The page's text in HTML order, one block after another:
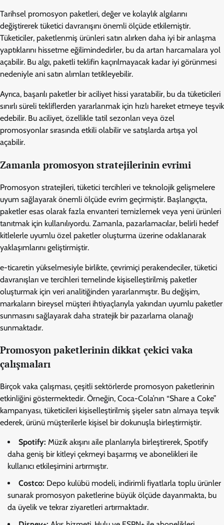
Tarihsel promosyon paketleri, değer ve kolaylık algılarını
değiştirerek tüketici davranışını önemli ölçüde etkilemiştir.
Tüketiciler, paketlenmiş ürünleri satın alırken daha iyi bir anlaşma
yaptıklarını hissetme eğilimindedirler, bu da artan harcamalara yol
açabilir. Bu algı, paketli teklifin kaçırılmayacak kadar iyi görünmesi
nedeniyle ani satın alımları tetikleyebilir.
Ayrıca, başarılı paketler bir aciliyet hissi yaratabilir, bu da tüketicileri
sınırlı süreli tekliflerden yararlanmak için hızlı hareket etmeye teşvik
edebilir. Bu aciliyet, özellikle tatil sezonları veya özel
promosyonlar sırasında etkili olabilir ve satışlarda artışa yol
açabilir.
Zamanla promosyon stratejilerinin evrimi
Promosyon stratejileri, tüketici tercihleri ve teknolojik gelişmelere
uyum sağlayarak önemli ölçüde evrim geçirmiştir. Başlangıçta,
paketler esas olarak fazla envanteri temizlemek veya yeni ürünleri
tanıtmak için kullanılıyordu. Zamanla, pazarlamacılar, belirli hedef
kitlelerle uyumlu özel paketler oluşturma üzerine odaklanarak
yaklaşımlarını geliştirmiştir.
e-ticaretin yükselmesiyle birlikte, çevrimiçi perakendeciler, tüketici
davranışları ve tercihleri temelinde kişiselleştirilmiş paketler
oluşturmak için veri analitiğinden yararlanmıştır. Bu değişim,
markaların bireysel müşteri ihtiyaçlarıyla yakından uyumlu paketler
sunmasını sağlayarak daha stratejik bir pazarlama olanağı
sunmaktadır.
Promosyon paketlerinin dikkat çekici vaka
çalışmaları
Birçok vaka çalışması, çeşitli sektörlerde promosyon paketlerinin
etkinliğini göstermektedir. Örneğin, Coca-Cola’nın “Share a Coke”
kampanyası, tüketicileri kişiselleştirilmiş şişeler satın almaya teşvik
ederek, ürünü müşterilerle kişisel bir dokunuşla birleştirmiştir.
Spotify: Müzik akışını aile planlarıyla birleştirerek, Spotify
daha geniş bir kitleyi çekmeyi başarmış ve abonelikleri ile
kullanıcı etkileşimini artırmıştır.
Costco: Depo kulübü modeli, indirimli fiyatlarla toplu ürünler
sunarak promosyon paketlerine büyük ölçüde dayanmakta, bu
da üyelik ve tekrar ziyaretleri artırmaktadır.